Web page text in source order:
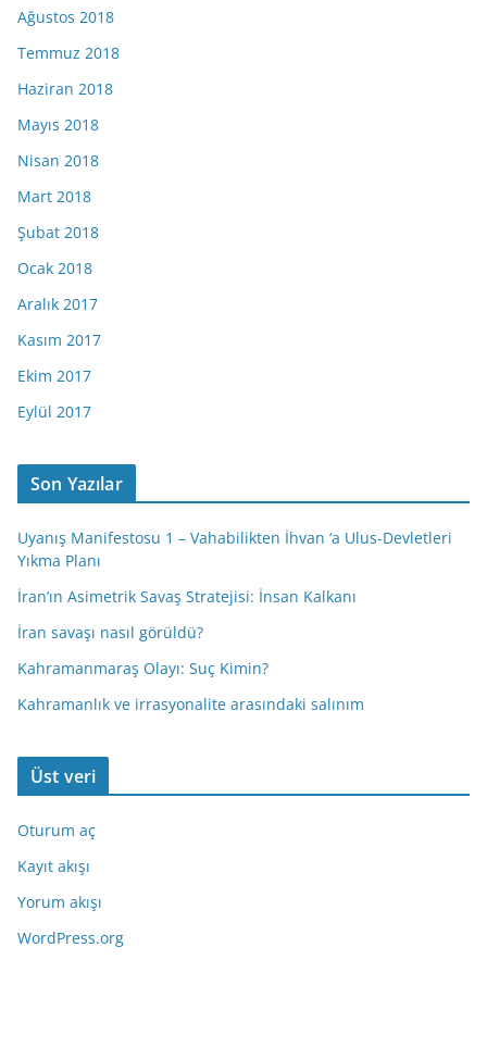
Ağustos 2018
Temmuz 2018
Haziran 2018
Mayıs 2018
Nisan 2018
Mart 2018
Şubat 2018
Ocak 2018
Aralık 2017
Kasım 2017
Ekim 2017
Eylül 2017
Son Yazılar
Uyanış Manifestosu 1 – Vahabilikten İhvan ‘a Ulus-Devletleri
Yıkma Planı
İran’ın Asimetrik Savaş Stratejisi: İnsan Kalkanı
İran savaşı nasıl görüldü?
Kahramanmaraş Olayı: Suç Kimin?
Kahramanlık ve irrasyonalite arasındaki salınım
Üst veri
Oturum aç
Kayıt akışı
Yorum akışı
WordPress.org